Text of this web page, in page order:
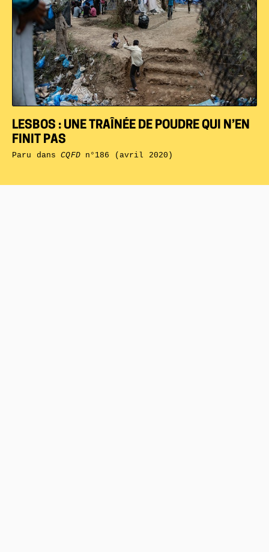
LESBOS : UNE TRAÎNÉE DE POUDRE QUI N’EN
FINIT PAS
Paru dansCQFDn°186 (avril 2020)